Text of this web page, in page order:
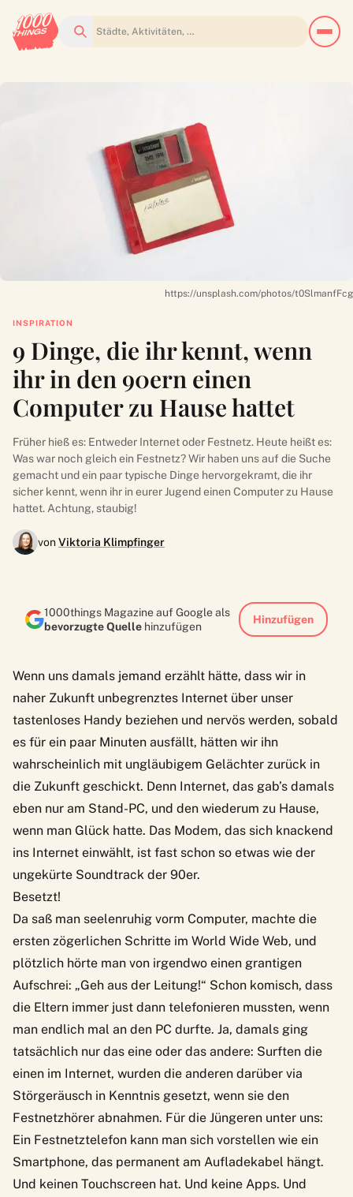
Suchen
https://unsplash.com/photos/t0SlmanfFcg
INSPIRATION
9 Dinge, die ihr kennt, wenn
ihr in den 90ern einen
Computer zu Hause hattet
Früher hieß es: Entweder Internet oder Festnetz. Heute heißt es:
Was war noch gleich ein Festnetz? Wir haben uns auf die Suche
gemacht und ein paar typische Dinge hervorgekramt, die ihr
sicher kennt, wenn ihr in eurer Jugend einen Computer zu Hause
hattet. Achtung, staubig!
vonViktoria Klimpfinger
1000things Magazine auf Google als
bevorzugte Quelle hinzufügen
Hinzufügen
Wenn uns damals jemand erzählt hätte, dass wir in
naher Zukunft unbegrenztes Internet über unser
tastenloses Handy beziehen und nervös werden, sobald
es für ein paar Minuten ausfällt, hätten wir ihn
wahrscheinlich mit ungläubigem Gelächter zurück in
die Zukunft geschickt. Denn Internet, das gab’s damals
eben nur am Stand-PC, und den wiederum zu Hause,
wenn man Glück hatte. Das Modem, das sich knackend
ins Internet einwählt, ist fast schon so etwas wie der
ungekürte Soundtrack der 90er.
Besetzt!
Da saß man seelenruhig vorm Computer, machte die
ersten zögerlichen Schritte im World Wide Web, und
plötzlich hörte man von irgendwo einen grantigen
Aufschrei: „Geh aus der Leitung!“ Schon komisch, dass
die Eltern immer just dann telefonieren mussten, wenn
man endlich mal an den PC durfte. Ja, damals ging
tatsächlich nur das eine oder das andere: Surften die
einen im Internet, wurden die anderen darüber via
Störgeräusch in Kenntnis gesetzt, wenn sie den
Festnetzhörer abnahmen. Für die Jüngeren unter uns:
Ein Festnetztelefon kann man sich vorstellen wie ein
Smartphone, das permanent am Aufladekabel hängt.
Und keinen Touchscreen hat. Und keine Apps. Und